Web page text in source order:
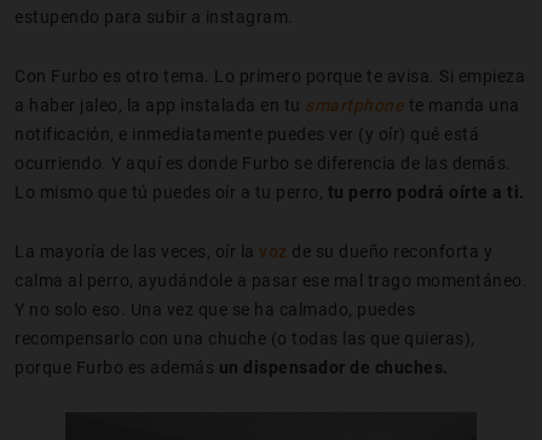
estupendo para subir a instagram.
Con Furbo es otro tema. Lo primero porque te avisa. Si empieza
a haber jaleo, la app instalada en tu smartphone te manda una
notificación, e inmediatamente puedes ver (y oír) qué está
ocurriendo. Y aquí es donde Furbo se diferencia de las demás.
Lo mismo que tú puedes oír a tu perro, tu perro podrá oírte a ti.
La mayoría de las veces, oír la voz de su dueño reconforta y
calma al perro, ayudándole a pasar ese mal trago momentáneo.
Y no solo eso. Una vez que se ha calmado, puedes
recompensarlo con una chuche (o todas las que quieras),
porque Furbo es además un dispensador de chuches.